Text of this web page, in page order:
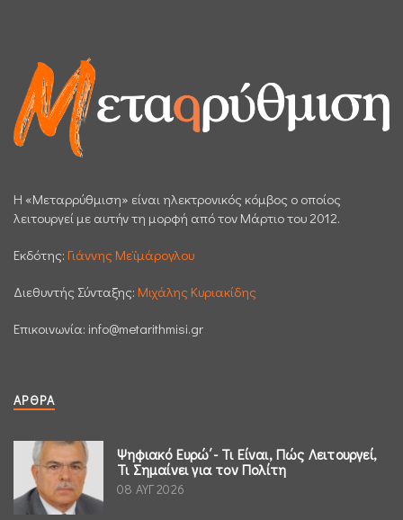
H «Μεταρρύθμιση» είναι ηλεκτρονικός κόμβος ο οποίος
λειτουργεί με αυτήν τη μορφή από τον Μάρτιο του 2012.
Εκδότης: Γιάννης Μεϊμάρογλου
Διεθυντής Σύνταξης: Μιχάλης Κυριακίδης
Επικοινωνία: info@metarithmisi.gr
ΆΡΘΡΑ
Ψηφιακό Ευρώ΄- Τι Είναι, Πώς Λειτουργεί,
Τι Σημαίνει για τον Πολίτη
08 ΑΥΓ 2026